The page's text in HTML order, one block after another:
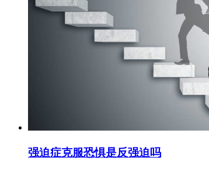
强迫症克服恐惧是反强迫吗